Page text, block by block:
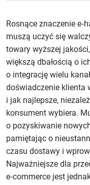
Rosnące znaczenie
muszą uczyć się
towary wyższej
większą dbałością o
o integrację wielu
doświadczenie klienta
i jak najlepsze,
konsument wybiera.
o pozyskiwanie
pamiętając o
czasu dostawy i
Najważniejsze dla
e‑commerce jest